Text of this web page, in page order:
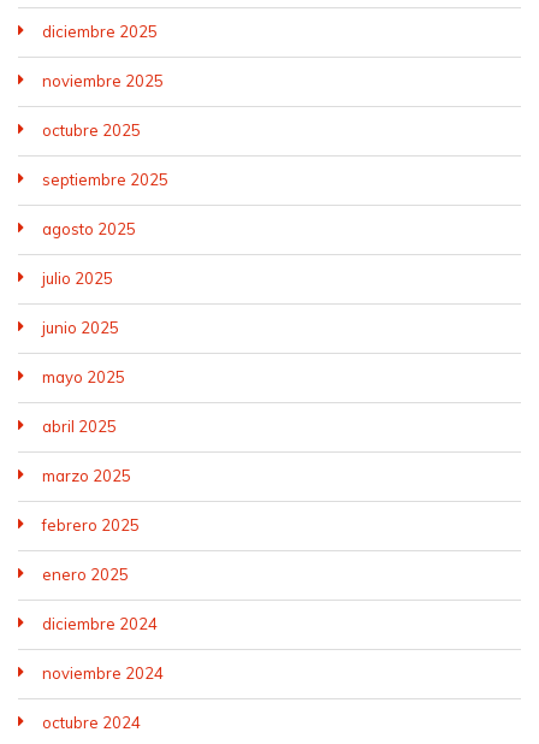
diciembre 2025
noviembre 2025
octubre 2025
septiembre 2025
agosto 2025
julio 2025
junio 2025
mayo 2025
abril 2025
marzo 2025
febrero 2025
enero 2025
diciembre 2024
noviembre 2024
octubre 2024